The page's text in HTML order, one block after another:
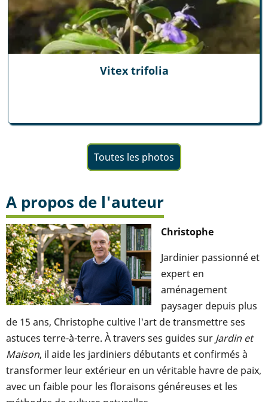
Vitex trifolia
Toutes les photos
A propos de l'auteur
Christophe
Jardinier passionné et
expert en
aménagement
paysager depuis plus
de 15 ans, Christophe cultive l'art de transmettre ses
astuces terre-à-terre. À travers ses guides sur Jardin et
Maison, il aide les jardiniers débutants et confirmés à
transformer leur extérieur en un véritable havre de paix,
avec un faible pour les floraisons généreuses et les